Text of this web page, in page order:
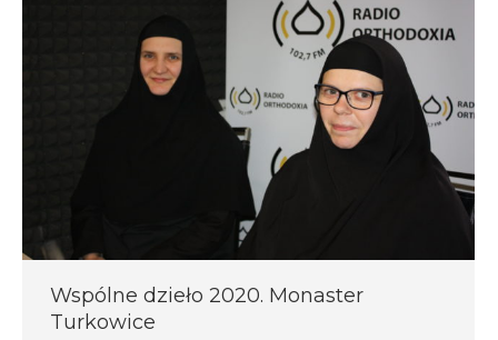
Wspólne dzieło 2020. Monaster
Turkowice